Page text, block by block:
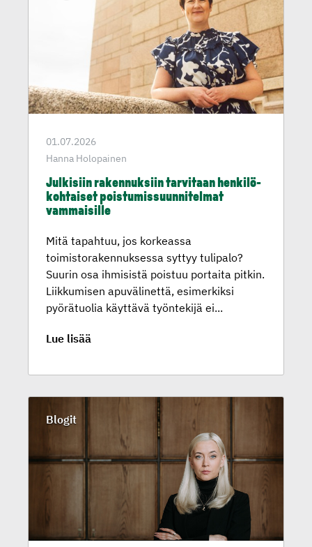
01.07.2026
Hanna Holopainen
Julkisiin rakennuk­siin tarvitaan henkilö­
koh­taiset poistumis­suun­ni­telmat
vammaisille
Mitä tapahtuu, jos korkeassa
toimistorakennuksessa syttyy tulipalo?
Suurin osa ihmisistä poistuu portaita pitkin.
Liikkumisen apuvälinettä, esimerkiksi
pyörätuolia käyttävä työntekijä ei...
Lue lisää
Blogit